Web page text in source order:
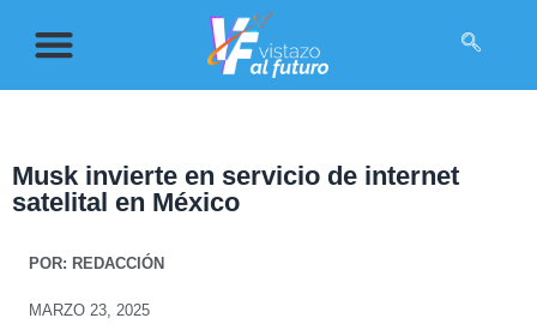
Musk invierte en servicio de internet
satelital en México
POR: REDACCIÓN
MARZO 23, 2025